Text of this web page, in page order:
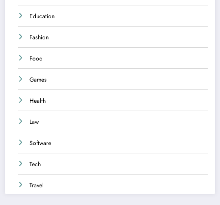
Education
Fashion
Food
Games
Health
Law
Software
Tech
Travel